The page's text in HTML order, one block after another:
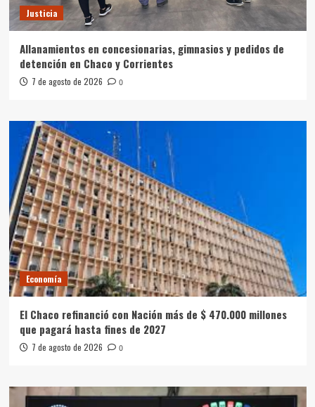
Justicia
Allanamientos en concesionarias, gimnasios y pedidos de
detención en Chaco y Corrientes
7 de agosto de 2026 0
Economía
El Chaco refinanció con Nación más de $ 470.000 millones
que pagará hasta fines de 2027
7 de agosto de 2026 0